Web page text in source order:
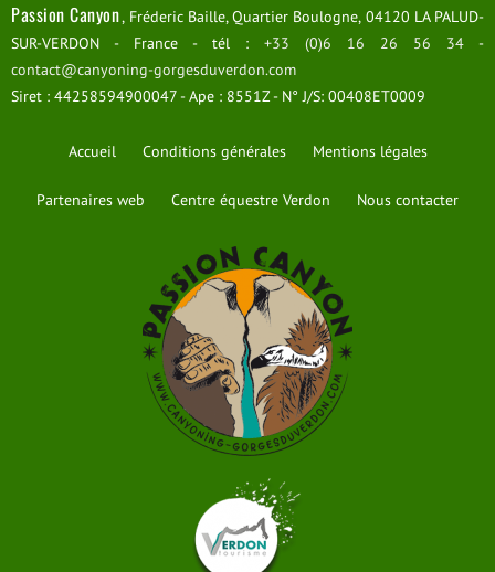
Passion Canyon, Fréderic Baille, Quartier Boulogne, 04120 LA PALUD-
SUR-VERDON - France - tél : +33 (0)6 16 26 56 34 -
contact@canyoning-gorgesduverdon.com
Siret : 44258594900047 - Ape : 8551Z - N° J/S: 00408ET0009
Accueil Conditions générales Mentions légales
Partenaires web Centre équestre Verdon Nous contacter